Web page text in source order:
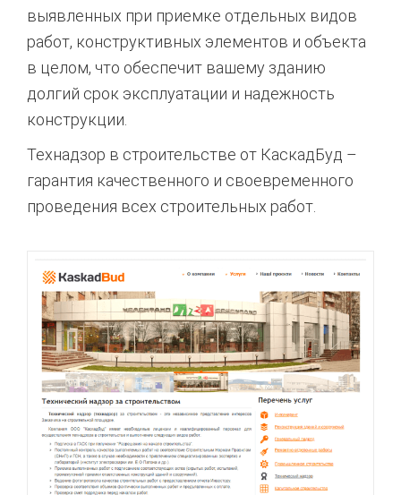
выявленных при приемке отдельных видов
работ, конструктивных элементов и объекта
в целом, что обеспечит вашему зданию
долгий срок эксплуатации и надежность
конструкции.
Технадзор в строительстве от КаскадБуд –
гарантия качественного и своевременного
проведения всех строительных работ.